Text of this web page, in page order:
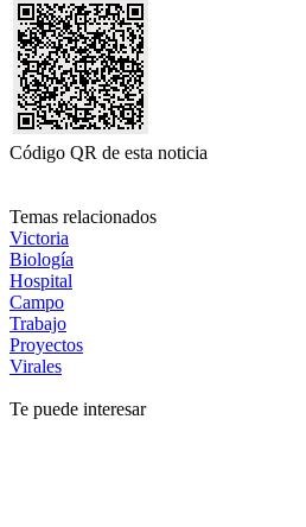
Código QR de esta noticia
Temas relacionados
Victoria
Biología
Hospital
Campo
Trabajo
Proyectos
Virales
Te puede interesar